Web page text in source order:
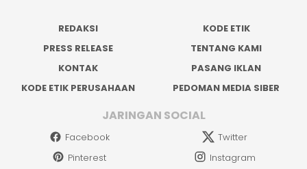
REDAKSI
KODE ETIK
PRESS RELEASE
TENTANG KAMI
KONTAK
PASANG IKLAN
KODE ETIK PERUSAHAAN
PEDOMAN MEDIA SIBER
JARINGAN SOCIAL
Facebook
Twitter
Pinterest
Instagram